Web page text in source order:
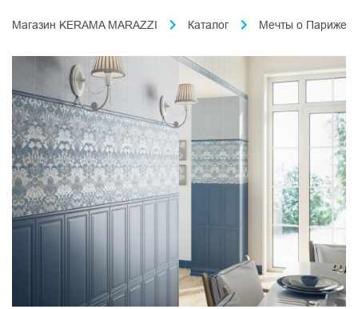
Магазин KERAMA MARAZZI Каталог Мечты о Париже